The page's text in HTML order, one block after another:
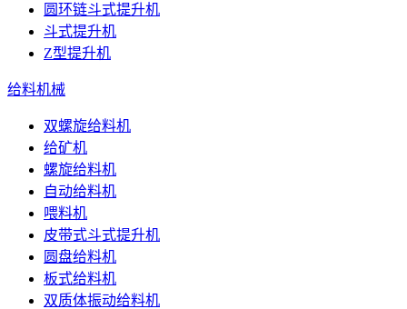
圆环链斗式提升机
斗式提升机
Z型提升机
给料机械
双螺旋给料机
给矿机
螺旋给料机
自动给料机
喂料机
皮带式斗式提升机
圆盘给料机
板式给料机
双质体振动给料机